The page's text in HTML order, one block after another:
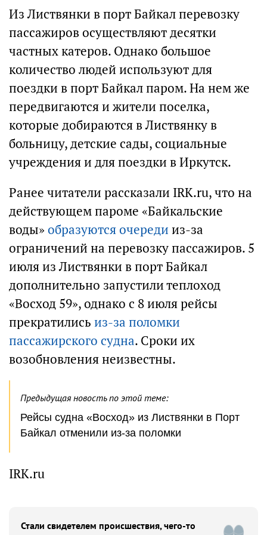
Из Листвянки в порт Байкал перевозку
пассажиров осуществляют десятки
частных катеров. Однако большое
количество людей используют для
поездки в порт Байкал паром. На нем же
передвигаются и жители поселка,
которые добираются в Листвянку в
больницу, детские сады, социальные
учреждения и для поездки в Иркутск.
Ранее читатели рассказали IRK.ru, что на
действующем пароме «Байкальские
воды»образуются очереди из-за
ограничений на перевозку пассажиров. 5
июля из Листвянки в порт Байкал
дополнительно запустили теплоход
«Восход 59», однако с 8 июля рейсы
прекратились из-за поломки
пассажирского судна. Сроки их
возобновления неизвестны.
Предыдущая новость по этой теме:
Рейсы судна «Восход» из Листвянки в Порт
Байкал отменили из-за поломки
IRK.ru
Стали свидетелем происшествия, чего-то